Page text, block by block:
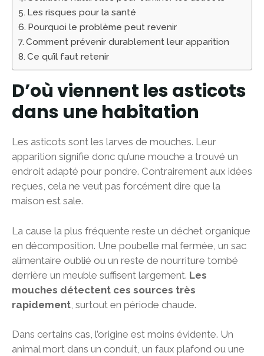
Les risques pour la santé
Pourquoi le problème peut revenir
Comment prévenir durablement leur apparition
Ce qu’il faut retenir
D’où viennent les asticots
dans une habitation
Les asticots sont les larves de mouches. Leur
apparition signifie donc qu’une mouche a trouvé un
endroit adapté pour pondre. Contrairement aux idées
reçues, cela ne veut pas forcément dire que la
maison est sale.
La cause la plus fréquente reste un déchet organique
en décomposition. Une poubelle mal fermée, un sac
alimentaire oublié ou un reste de nourriture tombé
derrière un meuble suffisent largement. Les
mouches détectent ces sources très
rapidement , surtout en période chaude.
Dans certains cas, l’origine est moins évidente. Un
animal mort dans un conduit, un faux plafond ou une